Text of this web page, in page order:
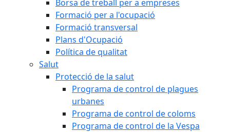
Borsa de treball per a empreses
Formació per a l'ocupació
Formació transversal
Plans d'Ocupació
Política de qualitat
Salut
Protecció de la salut
Programa de control de plagues
urbanes
Programa de control de coloms
Programa de control de la Vespa